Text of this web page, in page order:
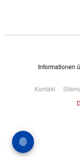
Informationen
Kontakt